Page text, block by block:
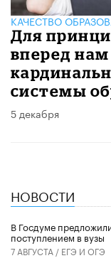
КАЧЕСТВО
Для
вперед
системы
5 декабря
НОВОСТИ
В Госдуме
поступлением в вузы
7 АВГУСТА / ЕГЭ И ОГЭ